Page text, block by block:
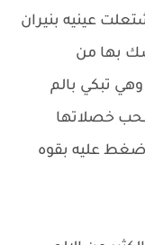
عينيه بنيران
بها من
تبكي بالم
سحب خصلاتها
عليه بقوه